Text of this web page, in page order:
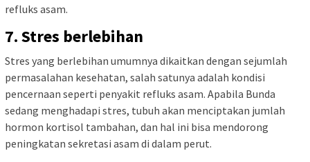
refluks asam.
7. Stres berlebihan
Stres yang berlebihan umumnya dikaitkan dengan sejumlah
permasalahan kesehatan, salah satunya adalah kondisi
pencernaan seperti penyakit refluks asam. Apabila Bunda
sedang menghadapi stres, tubuh akan menciptakan jumlah
hormon kortisol tambahan, dan hal ini bisa mendorong
peningkatan sekretasi asam di dalam perut.